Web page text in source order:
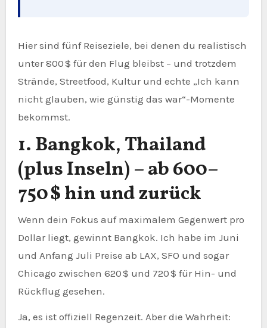
Hier sind fünf Reiseziele, bei denen du realistisch
unter 800 $ für den Flug bleibst – und trotzdem
Strände, Streetfood, Kultur und echte „Ich kann
nicht glauben, wie günstig das war“-Momente
bekommst.
1. Bangkok, Thailand
(plus Inseln) – ab 600–
750 $ hin und zurück
Wenn dein Fokus auf maximalem Gegenwert pro
Dollar liegt, gewinnt Bangkok. Ich habe im Juni
und Anfang Juli Preise ab LAX, SFO und sogar
Chicago zwischen 620 $ und 720 $ für Hin- und
Rückflug gesehen.
Ja, es ist offiziell Regenzeit. Aber die Wahrheit: